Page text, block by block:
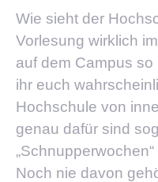
Wie sieht der
Vorlesung wirklich
auf dem Campus
ihr euch
Hochschule von
genau dafür sind
Noch nie davon